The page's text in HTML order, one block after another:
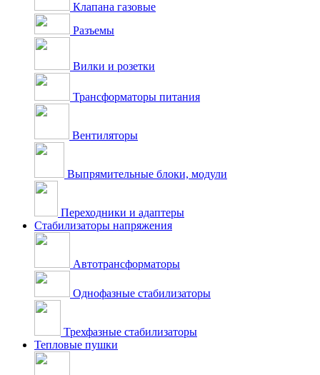
Клапана газовые
Разъемы
Вилки и розетки
Трансформаторы питания
Вентиляторы
Выпрямительные блоки, модули
Переходники и адаптеры
Стабилизаторы напряжения
Автотрансформаторы
Однофазные стабилизаторы
Трехфазные стабилизаторы
Тепловые пушки